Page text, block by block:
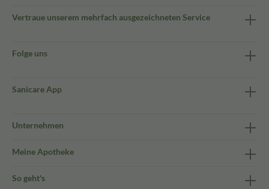
Vertraue unserem mehrfach ausgezeichneten Service
Folge uns
Sanicare App
Unternehmen
Meine Apotheke
So geht's